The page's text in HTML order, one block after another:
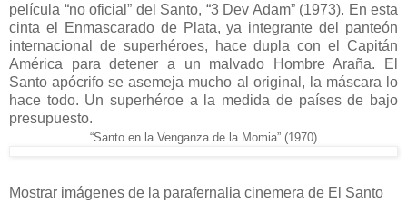
película “no oficial” del Santo, “3 Dev Adam” (1973). En esta
cinta el Enmascarado de Plata, ya integrante del panteón
internacional de superhéroes, hace dupla con el Capitán
América para detener a un malvado Hombre Araña. El
Santo apócrifo se asemeja mucho al original, la máscara lo
hace todo. Un superhéroe a la medida de países de bajo
presupuesto.
“Santo en la Venganza de la Momia” (1970)
Mostrar imágenes de la parafernalia cinemera de El Santo